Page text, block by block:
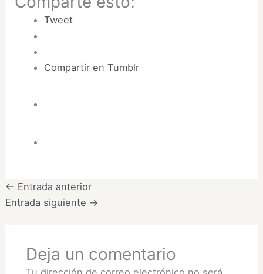
Tweet
Compartir en Tumblr
← Entrada anterior
Entrada siguiente →
Deja un comentario